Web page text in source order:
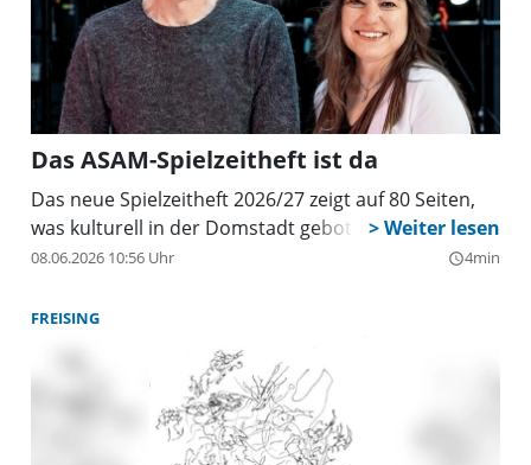
Das ASAM-Spielzeitheft ist da
Das neue Spielzeitheft 2026/27 zeigt auf 80 Seiten,
was kulturell in der Domstadt geboten ist.
08.06.2026 10:56 Uhr query_builder4min
FREISING